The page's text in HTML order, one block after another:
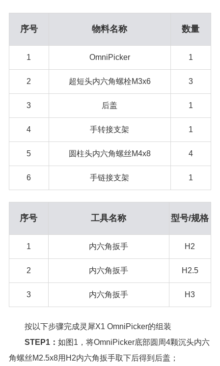
序号 物料名称 数量
1 OmniPicker 1
2 超短头内六角螺栓M3x6 3
3 后盖 1
4 手转接支架 1
5 圆柱头内六角螺丝M4x8 4
6 手链接支架 1
序号 工具名称 型号/规格
1 内六角扳手 H2
2 内六角扳手 H2.5
3 内六角扳手 H3
按以下步骤完成灵犀X1 OmniPicker的组装
STEP1： 如图1，将OmniPicker底部圆周4颗沉头内六
角螺丝M2.5x8用H2内六角扳手取下后得到后盖；